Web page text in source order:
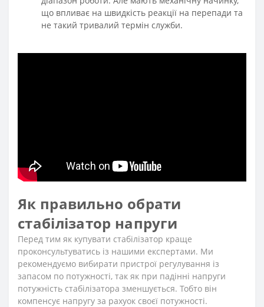
що впливає на швидкість реакції на перепади та
не такий тривалий термін служби.
Як правильно обрати
стабілізатор напруги
Перед тим як купувати стабілізатор краще
проконсультуватись із нашими експертами. Ми
рекомендуємо вибирати пристрої регулування із
запасом по потужності, так як при падінні напруги
потужність стабілізатора зменшується. Тобто він
компенсує напругу за рахуок своєї потужності.